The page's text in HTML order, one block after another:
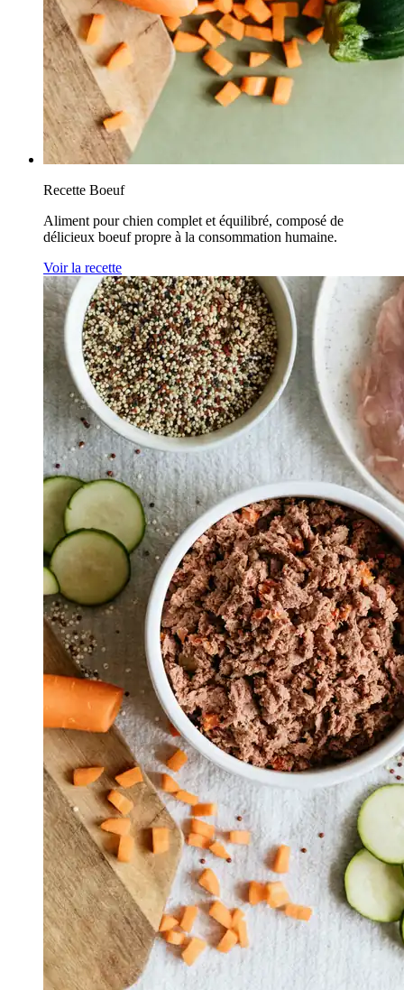
Recette Boeuf
Aliment pour chien complet et équilibré, composé de
délicieux boeuf propre à la consommation humaine.
Voir la recette